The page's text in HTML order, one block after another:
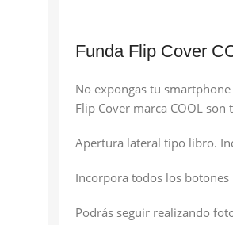
Funda Flip Cover
No expongas tu
Flip Cover marca COOL son
Apertura lateral tipo libro.
Incorpora todos los
Podrás seguir realizando